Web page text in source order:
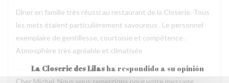
Dîner en famille très réussi au restaurant de la Closerie. Tous
les mets étaient particulièrement savoureux . Le personnel
exemplaire de gentillesse, courtoisie et compétence .
Atmosphère très agréable et climatisée
La Closerie des Lilasha respondido a su opinión
Cher Michel, Nous vous remercions pour votre message.